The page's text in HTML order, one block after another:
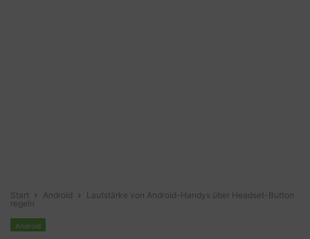
Start Android
Lautstärke von Android-Handys über Headset-Button
regeln
Android